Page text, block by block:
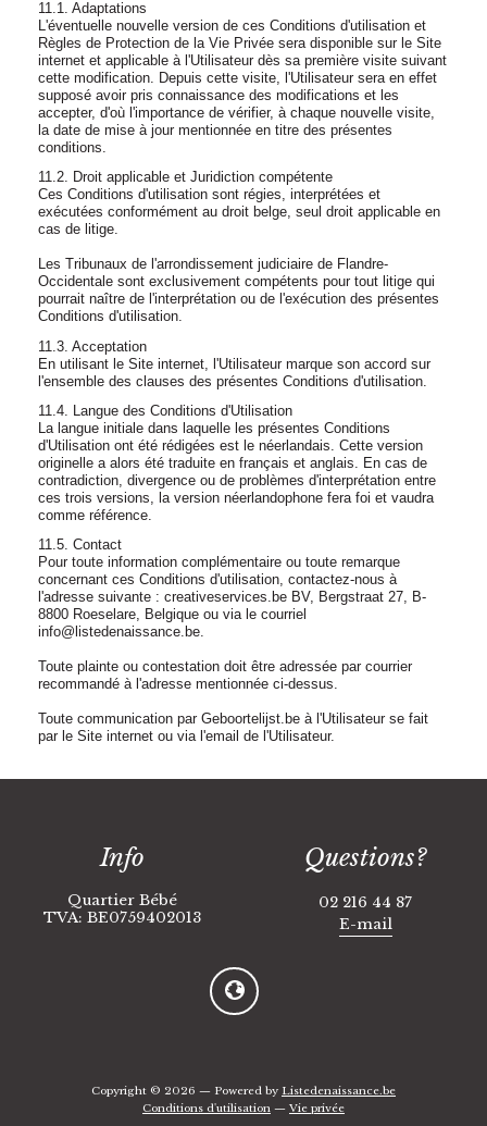
11.1. Adaptations
L'éventuelle nouvelle version de ces Conditions d'utilisation et
Règles de Protection de la Vie Privée sera disponible sur le Site
internet et applicable à l'Utilisateur dès sa première visite suivant
cette modification. Depuis cette visite, l'Utilisateur sera en effet
supposé avoir pris connaissance des modifications et les
accepter, d'où l'importance de vérifier, à chaque nouvelle visite,
la date de mise à jour mentionnée en titre des présentes
conditions.
11.2. Droit applicable et Juridiction compétente
Ces Conditions d'utilisation sont régies, interprétées et
exécutées conformément au droit belge, seul droit applicable en
cas de litige.
Les Tribunaux de l'arrondissement judiciaire de Flandre-
Occidentale sont exclusivement compétents pour tout litige qui
pourrait naître de l'interprétation ou de l'exécution des présentes
Conditions d'utilisation.
11.3. Acceptation
En utilisant le Site internet, l'Utilisateur marque son accord sur
l'ensemble des clauses des présentes Conditions d'utilisation.
11.4. Langue des Conditions d'Utilisation
La langue initiale dans laquelle les présentes Conditions
d'Utilisation ont été rédigées est le néerlandais. Cette version
originelle a alors été traduite en français et anglais. En cas de
contradiction, divergence ou de problèmes d'interprétation entre
ces trois versions, la version néerlandophone fera foi et vaudra
comme référence.
11.5. Contact
Pour toute information complémentaire ou toute remarque
concernant ces Conditions d'utilisation, contactez-nous à
l'adresse suivante : creativeservices.be BV, Bergstraat 27, B-
8800 Roeselare, Belgique ou via le courriel
info@listedenaissance.be.
Toute plainte ou contestation doit être adressée par courrier
recommandé à l'adresse mentionnée ci-dessus.
Toute communication par Geboortelijst.be à l'Utilisateur se fait
par le Site internet ou via l'email de l'Utilisateur.
Info
Quartier Bébé
TVA: BE0759402013
Questions?
02 216 44 87
E-mail
Copyright © 2026 — Powered by Listedenaissance.be
Conditions d'utilisation — Vie privée